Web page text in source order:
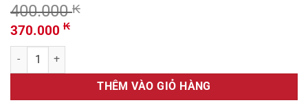
400.000₭
Giá
gốc
là:
400.000 ₭.
370.000 ₭Giá
là:
370.000 ₭.
NBD101 HP-DV4-Battery số lượng
THÊM VÀO GIỎ HÀNG